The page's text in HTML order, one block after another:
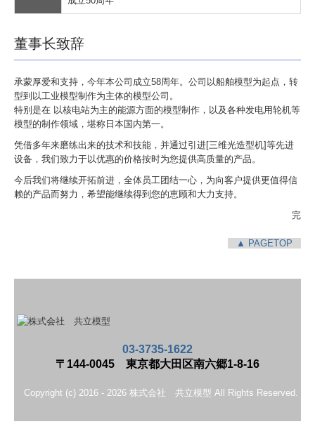
董事长致辞
承蒙厚爱和支持，今年本公司成立58周年。公司以船舶模型为起点，转
型到以工业模型制作为主体的模型公司。
特别是在 以核电站为主的能源方面的模型制作，以及各种发电用轮机等
模型的制作领域，堪称日本国内第一。
凭借多年来磨练出来的技术和技能，并通过引进[三维光造型机]等先进
设备，我们致力于以优惠的价格按时为您提供高质量的产品。
今后我们将继续开拓前进，全体员工团结一心，为向客户提供更值得信
赖的产品而努力，希望能继续得到您的恵顾和大力支持。
完
▲ PAGETOP
03-3735-1622
〒144-0045 東京都大田区南六郷1-8-16
Copyright (c) 2016 - 2026 株式会社 共立模型 All Rights Reserved.